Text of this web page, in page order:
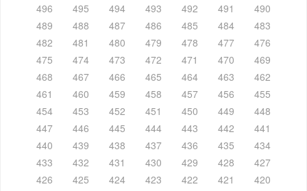
496
495 494 493 492 491
490
489
488 487 486 485 484
483
482
481 480 479 478 477
476
475
474 473 472 471 470
469
468
467 466 465 464 463
462
461
460 459 458 457 456
455
454
453 452 451 450 449
448
447
446 445 444 443 442
441
440
439 438 437 436 435
434
433
432 431 430 429 428
427
426
425 424 423 422 421
420